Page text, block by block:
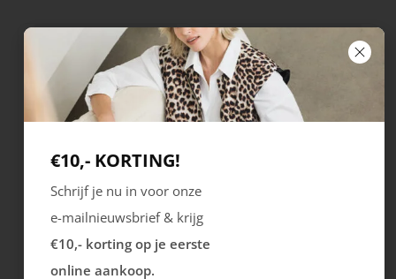
Rieker
Cristallino
99.99
€10,- KORTING!
Schrijf je nu in voor onze
e-mailnieuwsbrief & krijg
€10,- korting op je eerste
online aankoop.